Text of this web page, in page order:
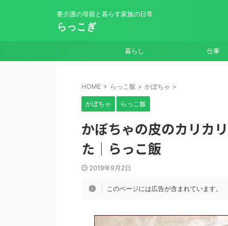
要介護の母親と暮らす家族の日常
らっこぎ
暮らし 仕事
HOME > らっこ飯 > かぼちゃ >
かぼちゃ らっこ飯
かぼちゃの皮のカリカ
た｜らっこ飯
2019年9月2日
このページには広告が含まれています。